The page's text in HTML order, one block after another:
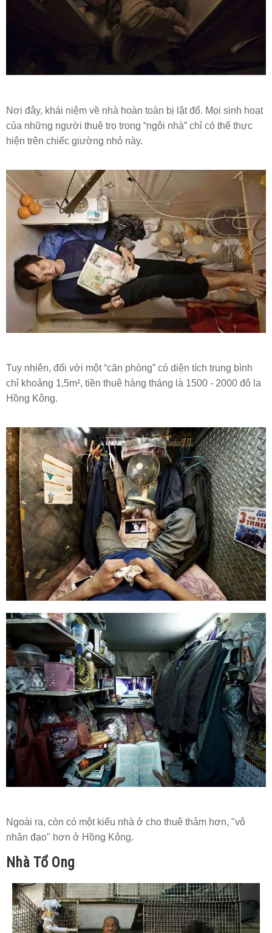
Nơi đây, khái niệm về nhà hoàn toàn bị lật đổ. Mọi sinh hoạt
của những người thuê trọ trong “ngôi nhà” chỉ có thể thực
hiện trên chiếc giường nhỏ này.
Tuy nhiên, đối với một “căn phòng” có diện tích trung bình
chỉ khoảng 1,5m², tiền thuê hàng tháng là 1500 - 2000 đô la
Hồng Kông.
Ngoài ra, còn có một kiểu nhà ở cho thuê thảm hơn, "vô
nhân đạo" hơn ở Hồng Kông.
Nhà Tổ Ong